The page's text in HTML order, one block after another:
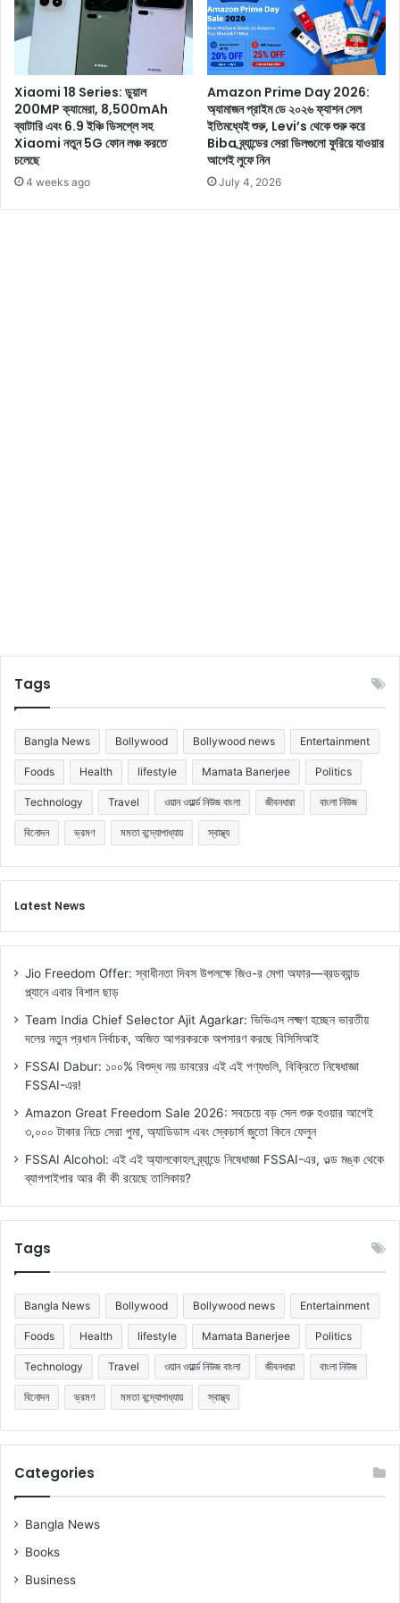
বে
'
ডি
অ
ন
মি
'
গা
নে
উ
পা
অ
ব
ল
ম্ব
ন
রু
ন
Xiaomi 18 Series: ডুয়াল
200MP ক্যামেরা, 8,500mAh
ব্যাটারি এবং 6.9 ইঞ্চি ডিসপ্লে সহ
Xiaomi নতুন 5G ফোন লঞ্চ করতে
চলেছে
4 weeks ago
Amazon Prime Day 2026:
অ্যামাজন প্রাইম ডে ২০২৬ ফ্যাশন সেল
ইতিমধ্যেই শুরু, Levi’s থেকে শুরু করে
Biba ব্র্যান্ডের সেরা ডিলগুলো ফুরিয়ে যাওয়ার
আগেই লুফে নিন
July 4, 2026
Tags
Bangla News Bollywood Bollywood news Entertainment
Foods Health lifestyle Mamata Banerjee Politics
Technology Travel ওয়ান ওয়ার্ল্ড নিউজ বাংলা জীবনধারা বাংলা নিউজ
বিনোদন ভ্রমণ মমতা বন্দ্যোপাধ্যায় স্বাস্থ্য
Latest News
Jio Freedom Offer: স্বাধীনতা দিবস উপলক্ষে জিও-র মেগা অফার—ব্রডব্যান্ড
প্ল্যানে এবার বিশাল ছাড়
Team India Chief Selector Ajit Agarkar: ভিভিএস লক্ষ্মণ হচ্ছেন ভারতীয়
দলের নতুন প্রধান নির্বাচক, অজিত আগরকরকে অপসারণ করছে বিসিসিআই
FSSAI Dabur: ১০০% বিশুদ্ধ নয় ডাবরের এই এই পণ্যগুলি, বিক্রিতে নিষেধাজ্ঞা
FSSAI-এর!
Amazon Great Freedom Sale 2026: সবচেয়ে বড় সেল শুরু হওয়ার আগেই
৩,০০০ টাকার নিচে সেরা পুমা, অ্যাডিডাস এবং স্কেচার্স জুতো কিনে ফেলুন
FSSAI Alcohol: এই এই অ্যালকোহল ব্র্যান্ডে নিষেধাজ্ঞা FSSAI-এর, ওল্ড মঙ্ক থেকে
ব্যাগপাইপার আর কী কী রয়েছে তালিকায়?
Tags
Bangla News Bollywood Bollywood news Entertainment
Foods Health lifestyle Mamata Banerjee Politics
Technology Travel ওয়ান ওয়ার্ল্ড নিউজ বাংলা জীবনধারা বাংলা নিউজ
বিনোদন ভ্রমণ মমতা বন্দ্যোপাধ্যায় স্বাস্থ্য
Categories
Bangla News
Books
Business